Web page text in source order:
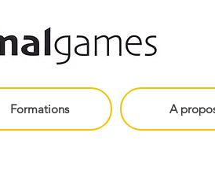
Formations A